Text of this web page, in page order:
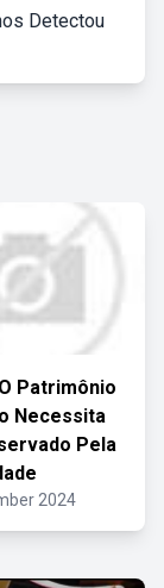
Detectou
Patrimônio
Necessita
Pela
2024